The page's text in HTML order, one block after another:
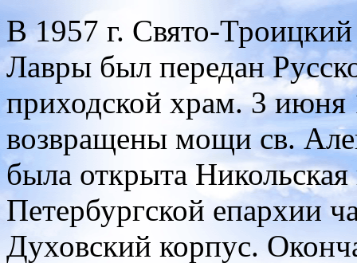
В 1957 г. Свято-
Лавры был передан
приходской храм. 3 июня
возвращены мощи св.
была открыта
Петербургской епархии
Духовский корпус.